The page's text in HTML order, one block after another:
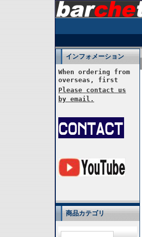
インフォメーション
When ordering from
overseas, first
Please contact us
by email.
商品カテゴリ